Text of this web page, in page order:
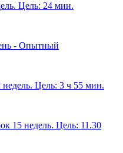
Цель: 24 мин.
- Опытный
Цель: 3 ч 55 мин.
15 недель. Цель: 11.30